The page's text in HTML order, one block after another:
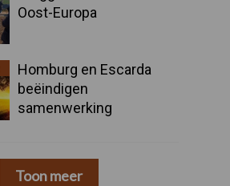
Oost-Europa
Homburg en Escarda
beëindigen
samenwerking
Toon meer